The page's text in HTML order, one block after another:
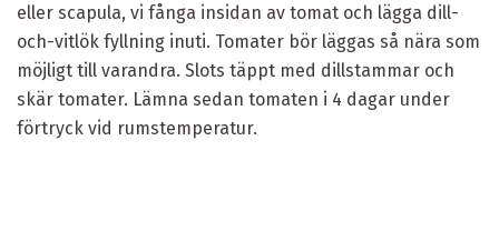
eller scapula, vi fånga insidan av tomat och lägga dill-
och-vitlök fyllning inuti. Tomater bör läggas så nära som
möjligt till varandra. Slots täppt med dillstammar och
skär tomater. Lämna sedan tomaten i 4 dagar under
förtryck vid rumstemperatur.